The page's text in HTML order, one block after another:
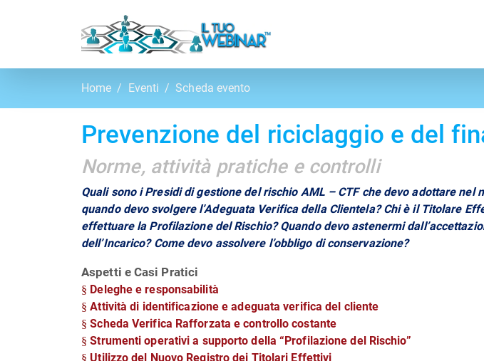
Home Eventi Scheda evento
Prevenzione del riciclaggio e del
Norme, attività pratiche e controlli
Quali sono i Presidi di gestione del rischio AML – CTF che devo adottare nel
quando devo svolgere l’Adeguata Verifica della Clientela?Chi è il Titolare
effettuare la Profilazione del Rischio? Quando devo astenermi
dell’Incarico? Come devo assolvere l’obbligo di conservazione?
Aspetti e Casi Pratici
§ Deleghe e responsabilità
§ Attività di identificazione e adeguata verifica del cliente
§ Scheda Verifica Rafforzata e controllo costante
§ Strumenti operativi a supporto della “Profilazione del Rischio”
§ Utilizzo del Nuovo Registro dei Titolari Effettivi